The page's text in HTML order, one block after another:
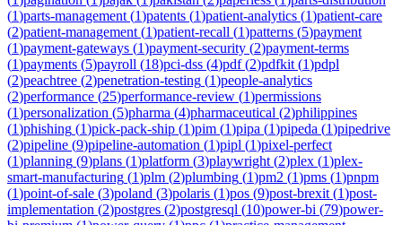
(1)parts-management (1)patents (1)patient-analytics (1)patient-care
(2)patient-management (1)patient-recall (1)patterns (5)payment
(1)payment-gateways (1)payment-security (2)payment-terms
(1)payments (5)payroll (18)pci-dss (4)pdf(2)pdfkit (1)pdpl
(2)peachtree (2)penetration-testing (1)people-analytics
(2)performance (25)performance-review (1)permissions
(1)personalization (5)pharma (4)pharmaceutical (2)philippines
(1)phishing (1)pick-pack-ship (1)pim (1)pipa (1)pipeda (1)pipedrive
(2)pipeline (9)pipeline-automation (1)pipl (1)pixel-perfect
(1)planning (9)plans (1)platform (3)playwright (2)plex (1)plex-
smart-manufacturing (1)plm (2)plumbing (1)pm2 (1)pms (1)pnpm
(1)point-of-sale (3)poland (3)polaris (1)pos (9)post-brexit (1)post-
implementation (2)postgres (2)postgresql (10)power-bi (79)power-